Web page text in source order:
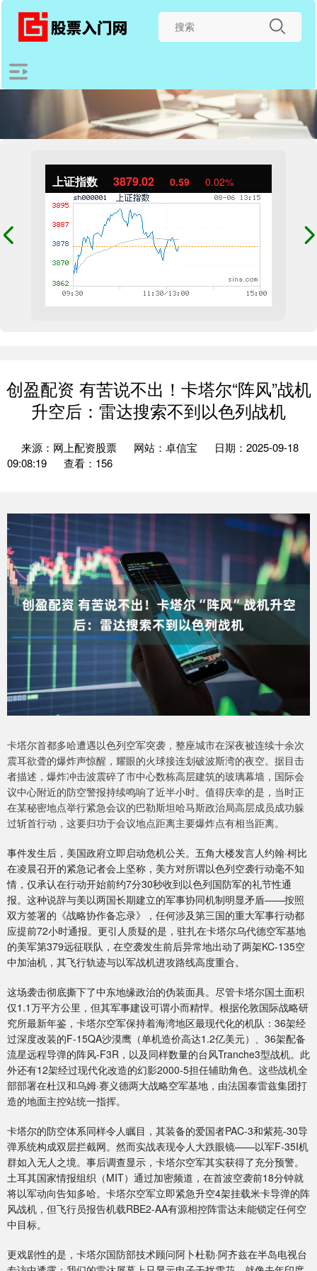
上证指数 3879.02 0.59 0.02%
创盈配资 有苦说不出！卡塔尔“阵风”战机
升空后：雷达搜索不到以色列战机
来源：网上配资股票 网站：卓信宝
日期：2025-09-18
09:08:19
查看：156
卡塔尔首都多哈遭遇以色列空军突袭，整座城市在深夜被连续十余次
震耳欲聋的爆炸声惊醒，耀眼的火球接连划破波斯湾的夜空。据目击
者描述，爆炸冲击波震碎了市中心数栋高层建筑的玻璃幕墙，国际会
议中心附近的防空警报持续鸣响了近半小时。值得庆幸的是，当时正
在某秘密地点举行紧急会议的巴勒斯坦哈马斯政治局高层成员成功躲
过斩首行动，这要归功于会议地点距离主要爆炸点有相当距离。
事件发生后，美国政府立即启动危机公关。五角大楼发言人约翰·柯比
在凌晨召开的紧急记者会上坚称，美方对所谓以色列空袭行动毫不知
情，仅承认在行动开始前约7分30秒收到以色列国防军的礼节性通
报。这种说辞与美以两国长期建立的军事协同机制明显矛盾——按照
双方签署的《战略协作备忘录》，任何涉及第三国的重大军事行动都
应提前72小时通报。更引人质疑的是，驻扎在卡塔尔乌代德空军基地
的美军第379远征联队，在空袭发生前后异常地出动了两架KC-135空
中加油机，其飞行轨迹与以军战机进攻路线高度重合。
这场袭击彻底撕下了中东地缘政治的伪装面具。尽管卡塔尔国土面积
仅1.1万平方公里，但其军事建设可谓小而精悍。根据伦敦国际战略研
究所最新年鉴，卡塔尔空军保持着海湾地区最现代化的机队：36架经
过深度改装的F-15QA沙漠鹰（单机造价高达1.2亿美元）、36架配备
流星远程导弹的阵风-F3R，以及同样数量的台风Tranche3型战机。此
外还有12架经过现代化改造的幻影2000-5担任辅助角色。这些战机全
部部署在杜汉和乌姆·赛义德两大战略空军基地，由法国泰雷兹集团打
造的地面主控站统一指挥。
卡塔尔的防空体系同样令人瞩目，其装备的爱国者PAC-3和紫苑-30导
弹系统构成双层拦截网。然而实战表现令人大跌眼镜——以军F-35I机
群如入无人之境。事后调查显示，卡塔尔空军其实获得了充分预警。
土耳其国家情报组织（MIT）通过加密频道，在首波空袭前18分钟就
将以军动向告知多哈。卡塔尔空军立即紧急升空4架挂载米卡导弹的阵
风战机，但飞行员报告机载RBE2-AA有源相控阵雷达未能锁定任何空
中目标。
更戏剧性的是，卡塔尔国防部技术顾问阿卜杜勒·阿齐兹在半岛电视台